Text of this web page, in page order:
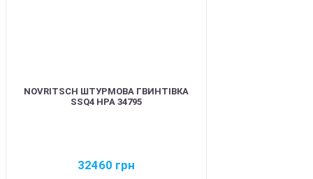
NOVRITSCH ШТУРМОВА ГВИНТІВКА
SSQ4 HPA 34795
32460 грн